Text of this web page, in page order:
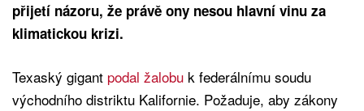
přijetí názoru, že právě ony nesou hlavní vinu za
klimatickou krizi.
Texaský gigant podal žalobu k federálnímu soudu
východního distriktu Kalifornie. Požaduje, aby zákony